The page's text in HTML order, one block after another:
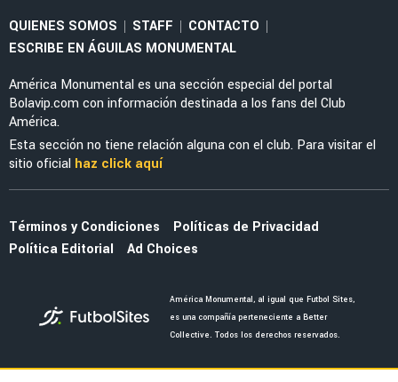
FEMENIL
Priscila da Silva firma doblete con América
Femenil y reacciona al Estadio Banorte